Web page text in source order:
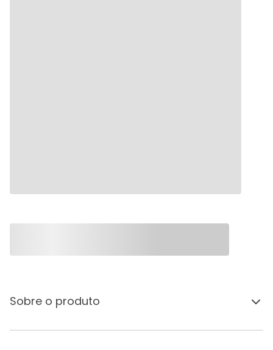
Sobre o produto